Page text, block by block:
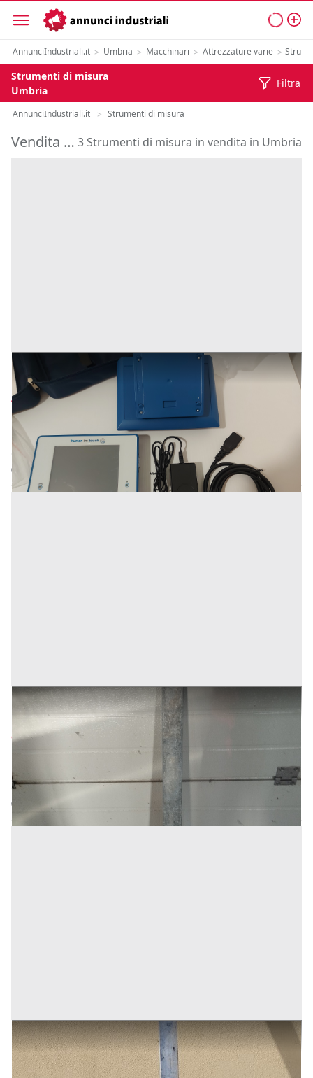
AnnunciIndustriali.it > Umbria > Macchinari > Attrezzature varie >
Strumenti di misura
Umbria
Filtra
AnnunciIndustriali.it > Strumenti di misura
Vendita Strumenti di misura in Umbria 3 Strumenti di misura in vendita in Umbria
Impedenziometro
Inserito il: 11/03/2024
Terni (Terni)
Annuncio scaduto
Prezzo
4.000 €
Codice annuncio: 886425347
4 BARRE IN ACCIAIO 5X60X1200
Prezzo
30 €
Codice annuncio:1469282860
4 BARRE SCATOLATE IN ALLUMINIO
Prezzo
50 €